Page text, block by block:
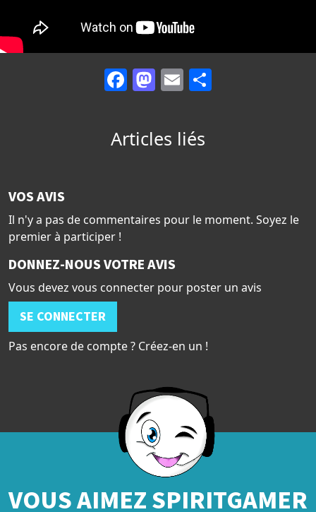
Facebook
Mastodon
Email
Articles liés
VOS AVIS
Il n'y a pas de commentaires pour le moment. Soyez le
premier à participer !
DONNEZ-NOUS VOTRE AVIS
Vous devez vous connecter pour poster un avis
SE CONNECTER
Pas encore de compte ? Créez-en un !
VOUS AIMEZ SPIRITGAMER